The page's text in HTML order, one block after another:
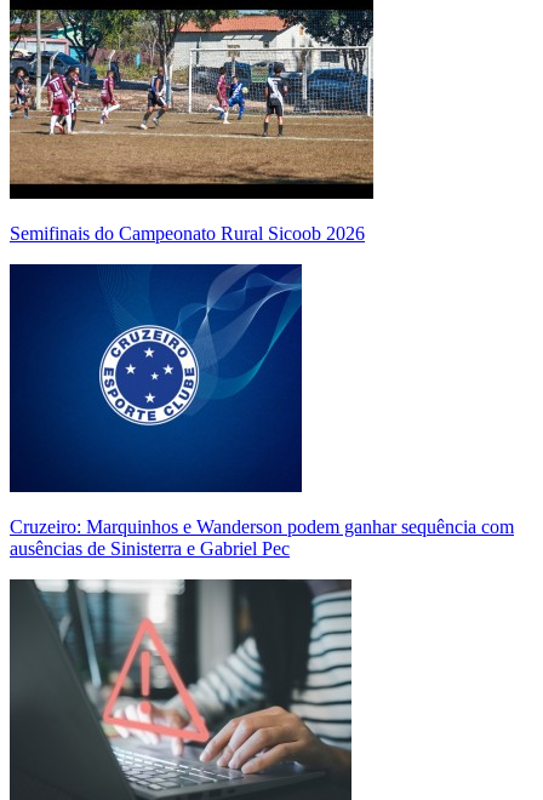
Semifinais do Campeonato Rural Sicoob 2026
Cruzeiro: Marquinhos e Wanderson podem ganhar sequência com
ausências de Sinisterra e Gabriel Pec